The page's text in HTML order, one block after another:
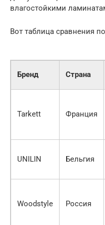
влагостойкими
Вот таблица сравнения
Бренд Страна
Tarkett Франция
UNILIN Бельгия
Woodstyle Россия